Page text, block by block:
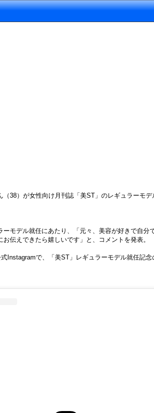
（38）が女性向け月刊誌「美ST」のレギュラーモ
ーモデル就任にあたり、「元々、美容が好きで自
伝えできたら嬉しいです」と、コメントを発表。
Instagramで、「美ST」レギュラーモデル就任記念